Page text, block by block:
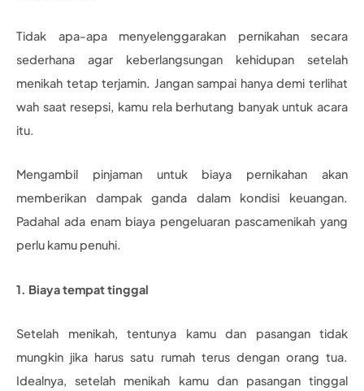
Tidak apa-apa menyelenggarakan pernikahan secara
sederhana agar keberlangsungan kehidupan setelah
menikah tetap terjamin. Jangan sampai hanya demi terlihat
wah saat resepsi, kamu rela berhutang banyak untuk acara
itu.
Mengambil pinjaman untuk biaya pernikahan akan
memberikan dampak ganda dalam kondisi keuangan.
Padahal ada enam biaya pengeluaran pascamenikah yang
perlu kamu penuhi.
1. Biaya tempat tinggal
Setelah menikah, tentunya kamu dan pasangan tidak
mungkin jika harus satu rumah terus dengan orang tua.
Idealnya, setelah menikah kamu dan pasangan tinggal